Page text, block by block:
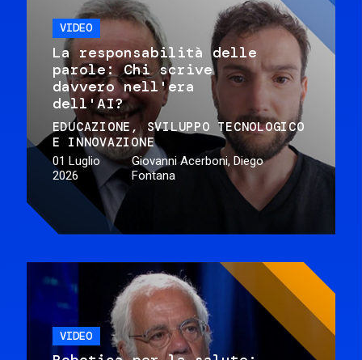
VIDEO
La responsabilità delle
parole: Chi scrive
davvero nell'era
dell'AI?
EDUCAZIONE
SVILUPPO TECNOLOGICO
E INNOVAZIONE
01 Luglio
2026
Giovanni Acerboni, Diego
Fontana
VIDEO